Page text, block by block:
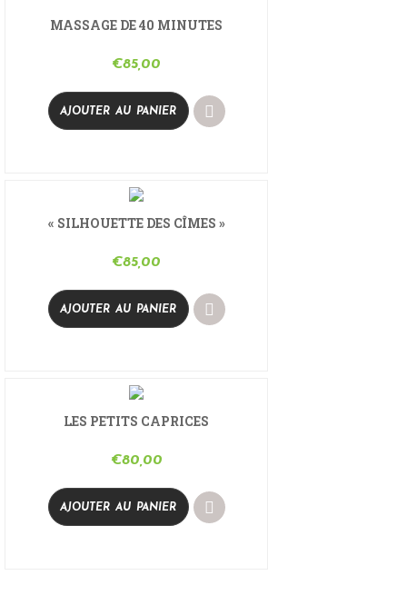
MASSAGE DE 40 MINUTES
€85,00
AJOUTER AU PANIER
« SILHOUETTE DES CÎMES »
€85,00
AJOUTER AU PANIER
LES PETITS CAPRICES
€80,00
AJOUTER AU PANIER